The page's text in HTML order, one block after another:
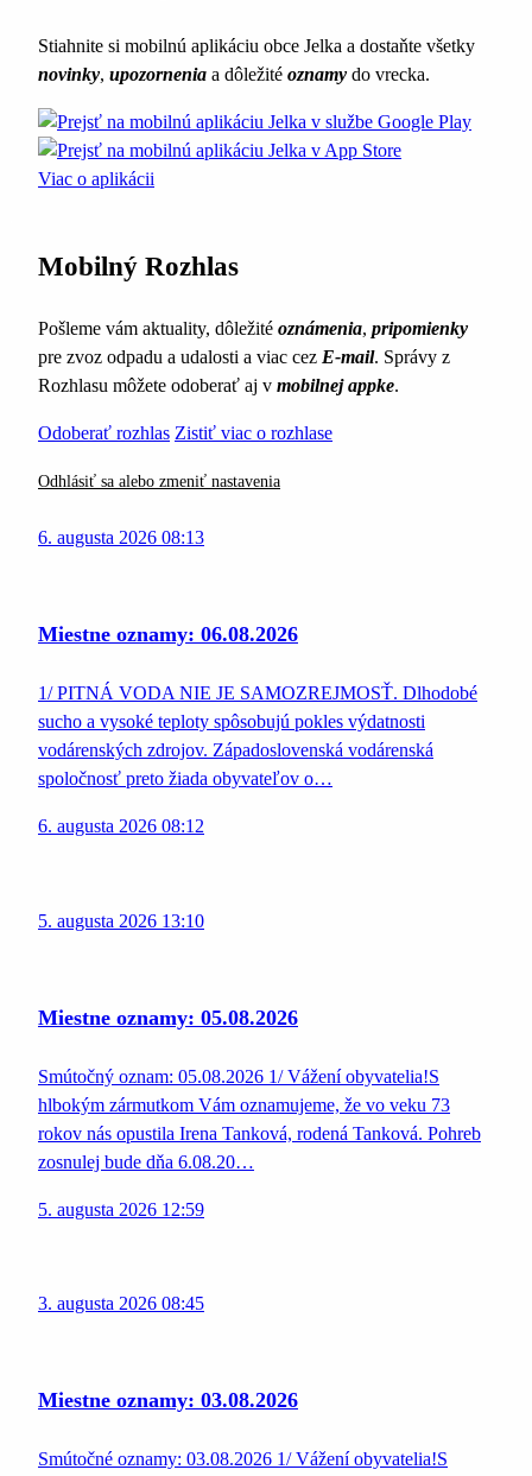
Stiahnite si mobilnú aplikáciu obce Jelka a dostaňte všetky
novinky, upozornenia a dôležité oznamy do vrecka.
Viac o aplikácii
Mobilný Rozhlas
Pošleme vám aktuality, dôležité oznámenia, pripomienky
pre zvoz odpadu a udalosti a viac cez E-mail. Správy z
Rozhlasu môžete odoberať aj v mobilnej appke.
Odoberať rozhlas Zistiť viac o rozhlase
Odhlásiť sa alebo zmeniť nastavenia
6. augusta 2026 08:13
Miestne oznamy: 06.08.2026
1/ PITNÁ VODA NIE JE SAMOZREJMOSŤ. Dlhodobé
sucho a vysoké teploty spôsobujú pokles výdatnosti
vodárenských zdrojov. Západoslovenská vodárenská
spoločnosť preto žiada obyvateľov o…
6. augusta 2026 08:12
5. augusta 2026 13:10
Miestne oznamy: 05.08.2026
Smútočný oznam: 05.08.2026 1/ Vážení obyvatelia!S
hlbokým zármutkom Vám oznamujeme, že vo veku 73
rokov nás opustila Irena Tanková, rodená Tanková. Pohreb
zosnulej bude dňa 6.08.20…
5. augusta 2026 12:59
3. augusta 2026 08:45
Miestne oznamy: 03.08.2026
Smútočné oznamy: 03.08.2026 1/ Vážení obyvatelia!S